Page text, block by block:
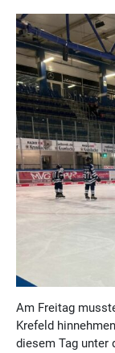
Am Freitag
Krefeld
diesem Tag unter